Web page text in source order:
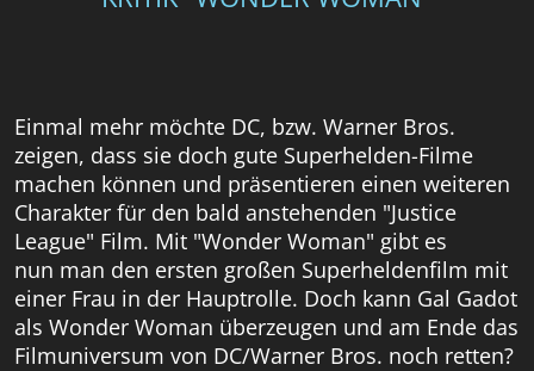
Einmal mehr möchte DC, bzw. Warner Bros.
zeigen, dass sie doch gute Superhelden-Filme
machen können und präsentieren einen weiteren
Charakter für den bald anstehenden "Justice
League" Film. Mit "Wonder Woman" gibt es
nun man den ersten großen Superheldenfilm mit
einer Frau in der Hauptrolle. Doch kann Gal Gadot
als Wonder Woman überzeugen und am Ende das
Filmuniversum von DC/Warner Bros. noch retten?